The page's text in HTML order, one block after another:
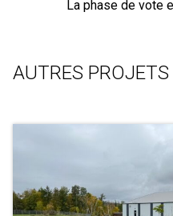
La phase de vote
AUTRES PROJETS